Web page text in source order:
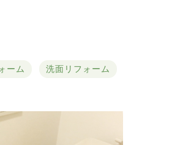
ーム 洗面リフォーム